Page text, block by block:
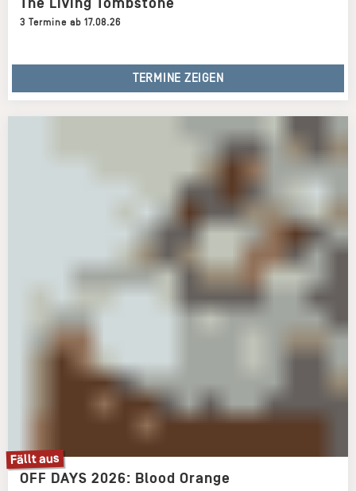
3 Termine ab 17.08.26
TERMINE ZEIGEN
Fällt aus
OFF DAYS 2026: Blood Orange